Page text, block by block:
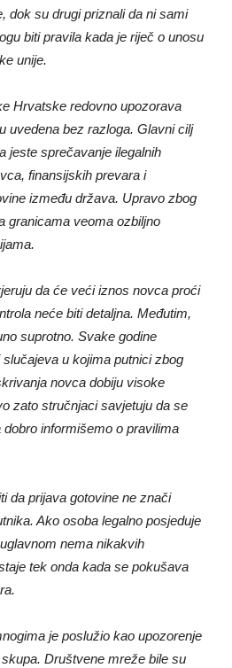
dok su drugi priznali da ni sami
biti pravila kada je riječ o unosu
unije.
Hrvatske redovno upozorava
uvedena bez razloga. Glavni cilj
jeste sprečavanje ilegalnih
finansijskih prevara i
između država. Upravo zbog
granicama veoma ozbiljno
da će veći iznos novca proći
neće biti detaljna. Međutim,
suprotno. Svake godine
u kojima putnici zbog
novca dobiju visoke
zato stručnjaci savjetuju da se
informišemo o pravilima
da prijava gotovine ne znači
Ako osoba legalno posjeduje
nema nikakvih
tek onda kada se pokušava
je poslužio kao upozorenje
Društvene mreže bile su